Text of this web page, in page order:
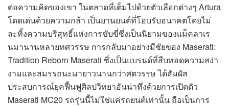
ต่อความคิดของเขา ในตลาดที่เต็มไปด้วยตัวเลือกต่างๆ Artura
โดดเด่นด้วยความกล้า เป็นยานยนต์ที่โอบรับอนาคตโดยไม่
ละทิ้งความบริสุทธิ์แห่งการขับขี่ซึ่งเป็นนิยามของแม็คลาเร
นมานานหลายทศวรรษ การกลับมาอย่างมีชัยของ Maserati:
Tradition Reborn Maserati ซึ่งเป็นแบรนด์ที่สืบทอดความสง่า
งามและสมรรถนะมายาวนานกว่าศตวรรษ ได้สัมผัส
ประสบการณ์ยุคฟื้นฟูศิลปวิทยาอันน่าทึ่งด้วยการเปิดตัว
Maserati MC20 รถรุ่นนี้ไม่ใช่แค่รถยนต์เท่านั้น ถือเป็นการ